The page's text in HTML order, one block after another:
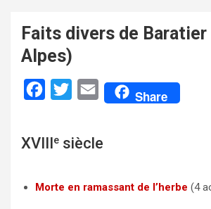
Faits divers de
Alpes)
e
o
t
e
E
i
Share
XVIIIe siècle
Morte en ramassant de l’herbe (4